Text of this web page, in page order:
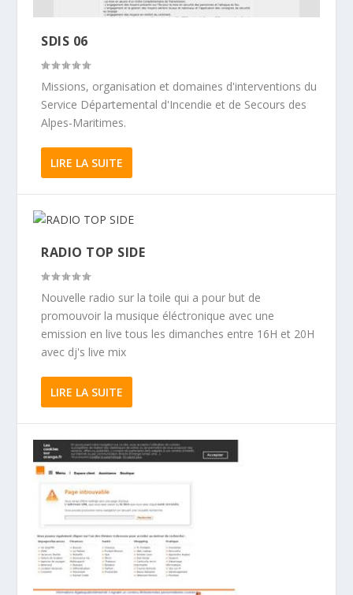
SDIS 06
Missions, organisation et domaines d'interventions du
Service Départemental d'Incendie et de Secours des
Alpes-Maritimes.
LIRE LA SUITE
RADIO TOP SIDE
Nouvelle radio sur la toile qui a pour but de
promouvoir la musique éléctronique avec une
emission en live tous les dimanches entre 16H et 20H
avec dj's live mix
LIRE LA SUITE